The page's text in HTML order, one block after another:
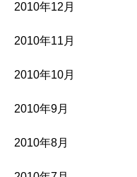
2010年12月
2010年11月
2010年10月
2010年9月
2010年8月